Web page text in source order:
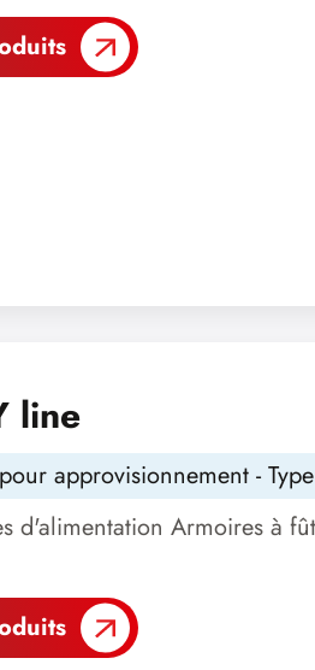
line
approvisionnement -
d'alimentation Armoires à